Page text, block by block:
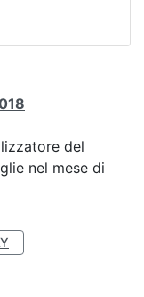
del
nel mese di